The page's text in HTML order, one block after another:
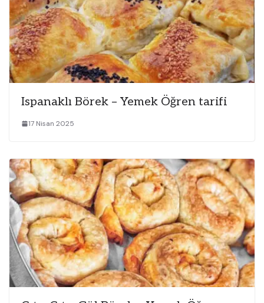
Ispanaklı Börek – Yemek Öğren tarifi
17 Nisan 2025